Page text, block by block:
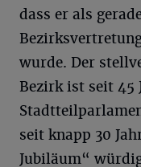
dass er als
wurde. Der
Bezirk ist seit 45
seit knapp 30
Jubiläum“